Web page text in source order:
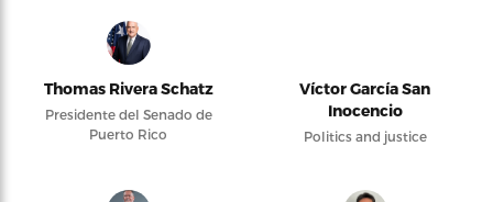
Thomas Rivera Schatz
Presidente del Senado de
Puerto Rico
Víctor García San
Inocencio
Politics and justice